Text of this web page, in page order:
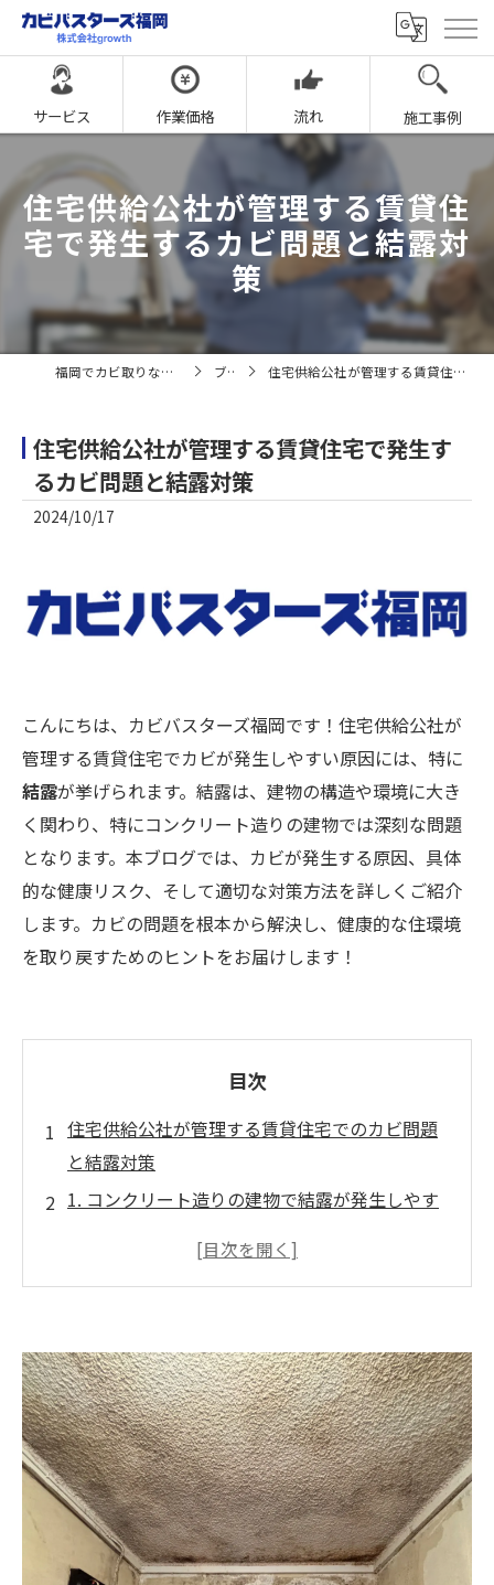
サービス 作業価格 流れ 施工事例
住宅供給公社が管理する賃貸住
宅で発生するカビ問題と結露対
策
福岡でカビ取りならカビバスターズ福岡 ブログ 住宅供給公社が管理する賃貸住宅で発生するカビ問題と結露対策
住宅供給公社が管理する賃貸住宅で発生す
るカビ問題と結露対策
2024/10/17
こんにちは、カビバスターズ福岡です！住宅供給公社が
管理する賃貸住宅でカビが発生しやすい原因には、特に
結露が挙げられます。結露は、建物の構造や環境に大き
く関わり、特にコンクリート造りの建物では深刻な問題
となります。本ブログでは、カビが発生する原因、具体
的な健康リスク、そして適切な対策方法を詳しくご紹介
します。カビの問題を根本から解決し、健康的な住環境
を取り戻すためのヒントをお届けします！
目次
住宅供給公社が管理する賃貸住宅でのカビ問題
と結露対策
1. コンクリート造りの建物で結露が発生しやす
2. 結露によって引き起こされるカビの発生
5. カビ対策と早期対応の重要性
まとめ